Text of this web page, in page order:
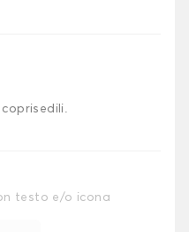
testo e/o icona